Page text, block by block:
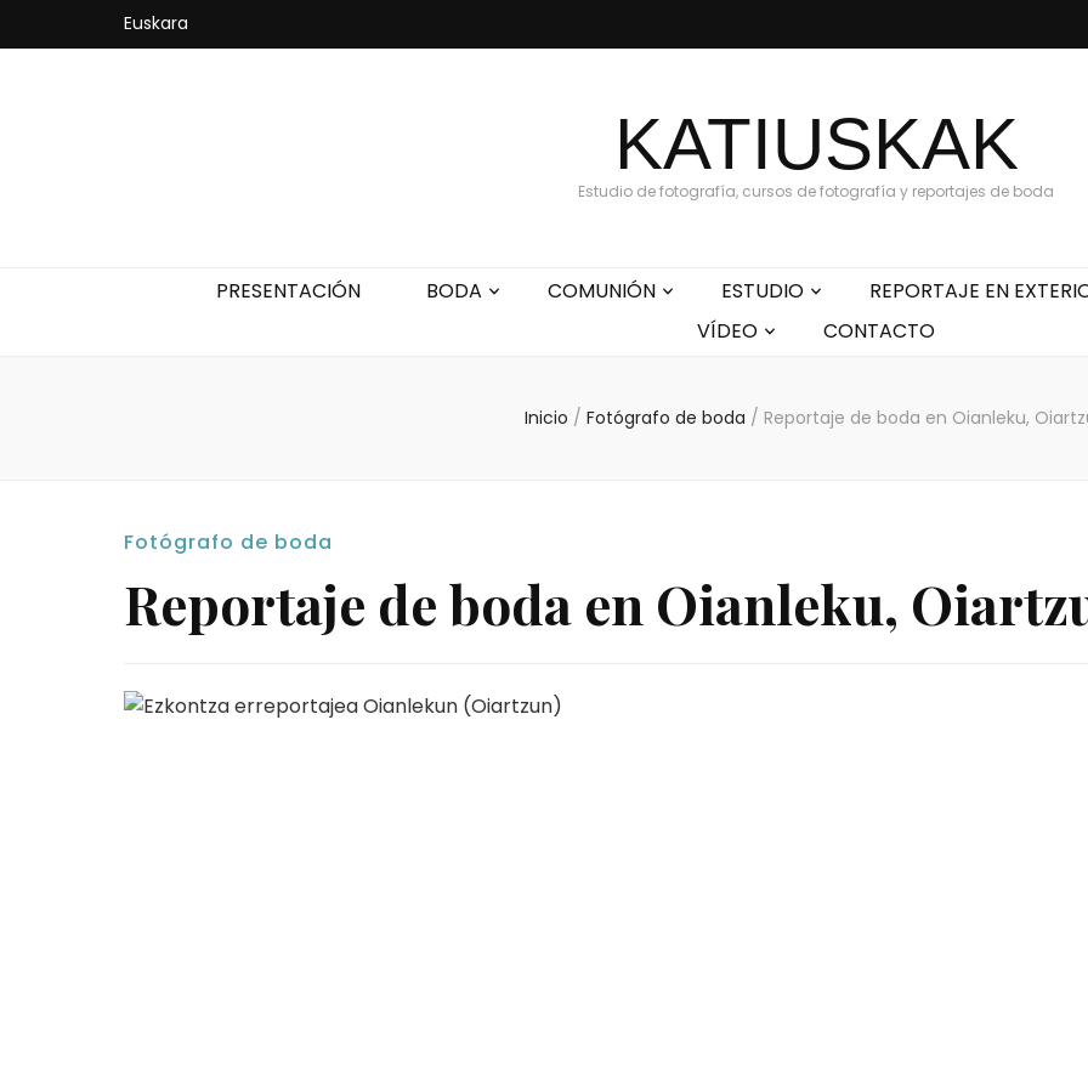
Euskara
KATIUSKAK
Estudio de fotografía, cursos de fotografía y reportajes de boda
PRESENTACIÓN BODA COMUNIÓN ESTUDIO
REPORTAJE EN
VÍDEO
CONTACTO
Inicio / Fotógrafo de boda / Reportaje de boda en Oianleku,
Fotógrafo de boda
Reportaje de boda en Oianleku,